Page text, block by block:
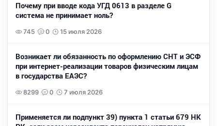
Почему при вводе кода УГД 0613 в разделе G
система не принимает ноль?
745 0 15 июля 2026
Возникает ли обязанность по оформлению СНТ и ЭСФ
при интернет-реализации товаров физическим лицам
в государства ЕАЭС?
8299 0 7 июля 2026
Применяется ли подпункт 39) пункта 1 статьи 679 НК